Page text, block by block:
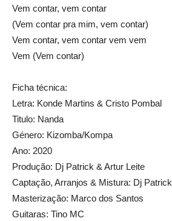
Vem contar, vem contar
(Vem contar pra mim, vem contar)
Vem contar, vem contar vem vem
Vem (Vem contar)
Ficha técnica:
Letra: Konde Martins & Cristo Pombal
Titulo: Nanda
Género: Kizomba/Kompa
Ano: 2020
Produção: Dj Patrick & Artur Leite
Captação, Arranjos & Mistura: Dj Patrick
Masterização: Marco dos Santos
Guitaras: Tino MC